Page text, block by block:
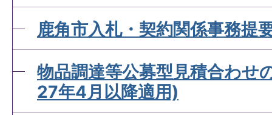
鹿角市入札・契約関係事務提
物品調達等公募型見積合わせ
27年4月以降適用)